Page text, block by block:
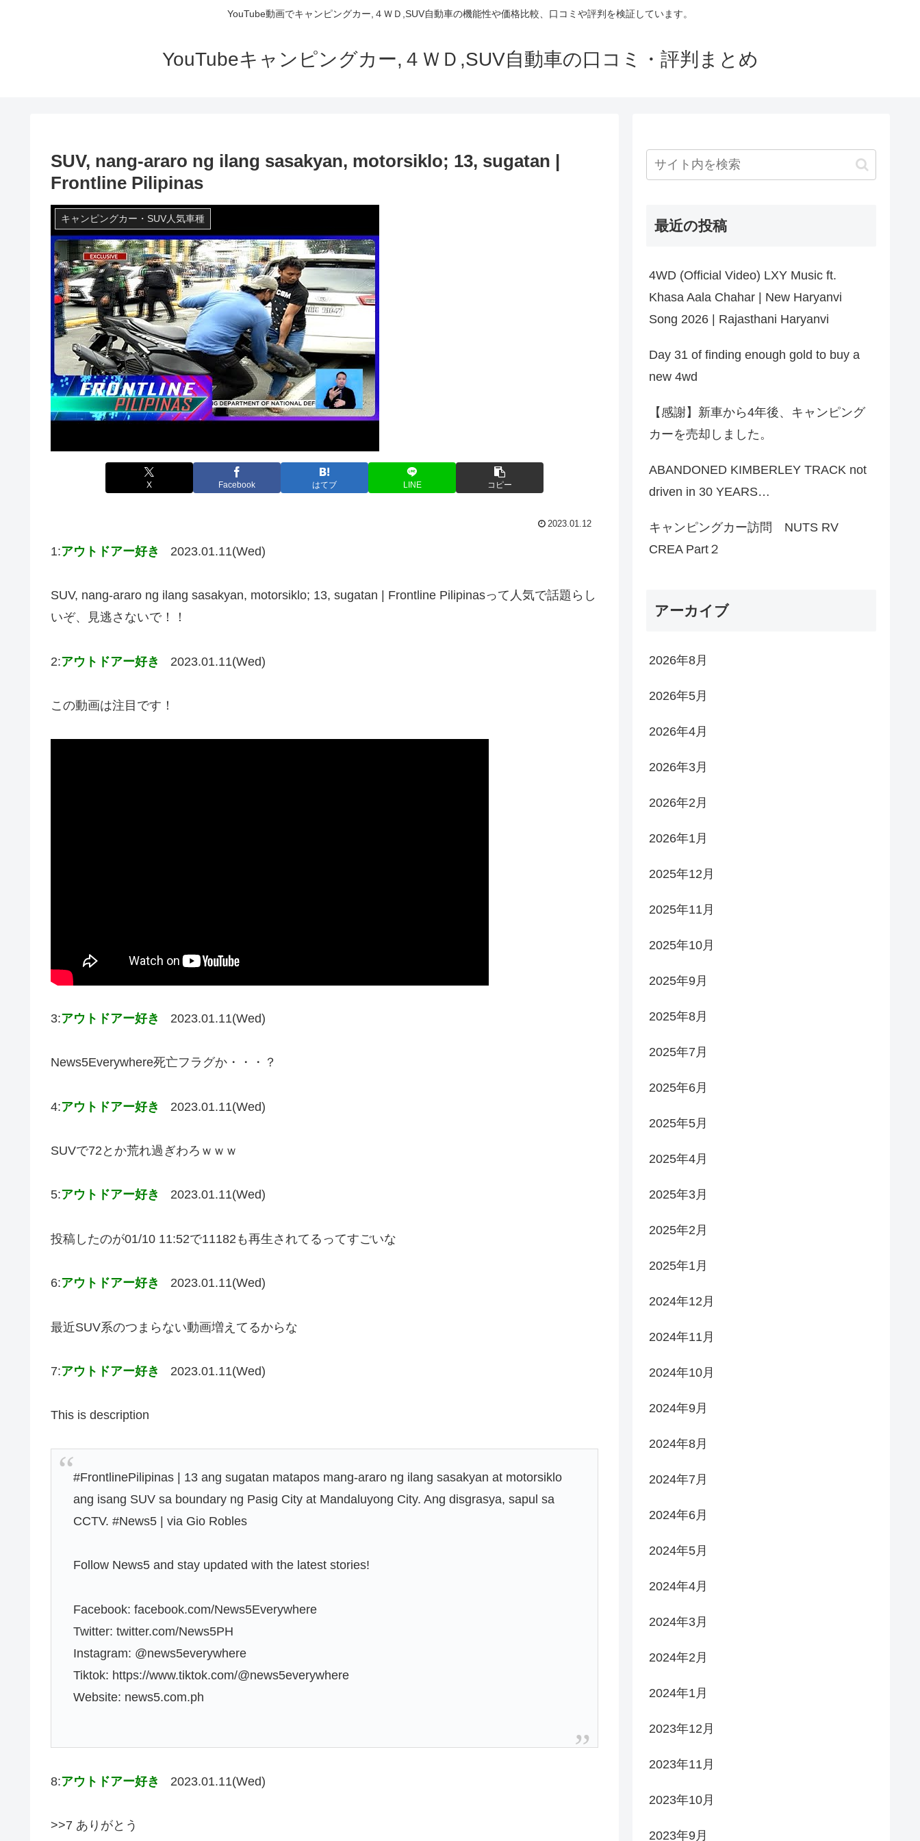
YouTube動画でキャンピングカー,４ＷＤ,SUV自動車の機能性や価格比較、口コミや評判を検証しています。
YouTubeキャンピングカー,４ＷＤ,SUV自動車の口コミ・評判まとめ
SUV, nang-araro ng ilang sasakyan, motorsiklo; 13, sugatan |
Frontline Pilipinas
キャンピングカー・SUV人気車種
X Facebook はてブ LINE コピー
2023.01.12
1:アウトドアー好き 2023.01.11(Wed)
SUV, nang-araro ng ilang sasakyan, motorsiklo; 13, sugatan | Frontline Pilipinasって人気で話題らし
いぞ、見逃さないで！！
2:アウトドアー好き 2023.01.11(Wed)
この動画は注目です！
3:アウトドアー好き 2023.01.11(Wed)
News5Everywhere死亡フラグか・・・？
4:アウトドアー好き 2023.01.11(Wed)
SUVで72とか荒れ過ぎわろｗｗｗ
5:アウトドアー好き 2023.01.11(Wed)
投稿したのが01/10 11:52で11182も再生されてるってすごいな
6:アウトドアー好き 2023.01.11(Wed)
最近SUV系のつまらない動画増えてるからな
7:アウトドアー好き 2023.01.11(Wed)
This is description
#FrontlinePilipinas | 13 ang sugatan matapos mang-araro ng ilang sasakyan at motorsiklo
ang isang SUV sa boundary ng Pasig City at Mandaluyong City. Ang disgrasya, sapul sa
CCTV. #News5 | via Gio Robles
Follow News5 and stay updated with the latest stories!
Facebook: facebook.com/News5Everywhere
Twitter: twitter.com/News5PH
Instagram: @news5everywhere
Tiktok: https://www.tiktok.com/@news5everywhere
Website: news5.com.ph
8:アウトドアー好き 2023.01.11(Wed)
>>7 ありがとう
最近の投稿
4WD (Official Video) LXY Music ft.
Khasa Aala Chahar | New Haryanvi
Song 2026 | Rajasthani Haryanvi
Day 31 of finding enough gold to buy a
new 4wd
【感謝】新車から4年後、キャンピング
カーを売却しました。
ABANDONED KIMBERLEY TRACK not
driven in 30 YEARS…
キャンピングカー訪問 NUTS RV
CREA Part２
アーカイブ
2026年8月
2026年5月
2026年4月
2026年3月
2026年2月
2026年1月
2025年12月
2025年11月
2025年10月
2025年9月
2025年8月
2025年7月
2025年6月
2025年5月
2025年4月
2025年3月
2025年2月
2025年1月
2024年12月
2024年11月
2024年10月
2024年9月
2024年8月
2024年7月
2024年6月
2024年5月
2024年4月
2024年3月
2024年2月
2024年1月
2023年12月
2023年11月
2023年10月
2023年9月